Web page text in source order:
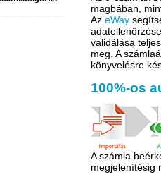
magbában,
Az eWay
validálása
meg. A
könyvelésre
100%-os
A számla
megjelenítésig